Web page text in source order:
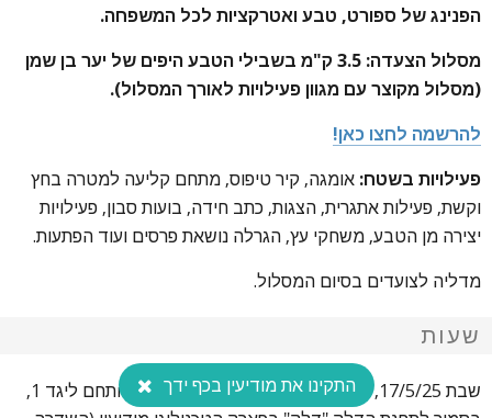
הפנינג של ספורט, טבע ואטרקציות לכל המשפחה.
מסלול הצעדה: 3.5 ק"מ בשבילי הטבע היפים של יער בן שמן
(מסלול מקוצר עם מגוון פעילויות לאורך המסלול).
להרשמה לחצו כאן!
פעילויות בשטח: אומגה, קיר טיפוס, מתחם קליעה למטרה בחץ
וקשת, פעילות אתגרית, הצגות, כתב חידה, בועות סבון, פעילויות
יצירה מן הטבע, משחקי עץ, הגרלה נושאת פרסים ועוד הפתעות.
מדליה לצועדים בסיום המסלול.
שעות
שבת 17/5/25, היציאה בין השעות 08:00-10:00 מnתחם ליגד 1,
התקינו את מודיעין בכף ידך